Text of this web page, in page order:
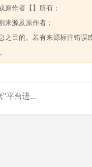
原作者【】所有；
来源及原作者；
之目的。若有来源标注错误
平台进...